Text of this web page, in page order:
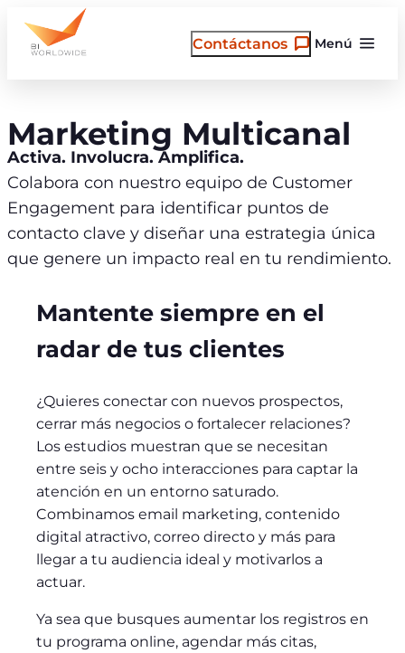
Menú
Contáctanos
Marketing Multicanal
Activa. Involucra. Amplifica.
Colabora con nuestro equipo de Customer
Engagement para identificar puntos de
contacto clave y diseñar una estrategia única
que genere un impacto real en tu rendimiento.
Mantente siempre en el
radar de tus clientes
¿Quieres conectar con nuevos prospectos,
cerrar más negocios o fortalecer relaciones?
Los estudios muestran que se necesitan
entre seis y ocho interacciones para captar la
atención en un entorno saturado.
Combinamos email marketing, contenido
digital atractivo, correo directo y más para
llegar a tu audiencia ideal y motivarlos a
actuar.
Ya sea que busques aumentar los registros en
tu programa online, agendar más citas,